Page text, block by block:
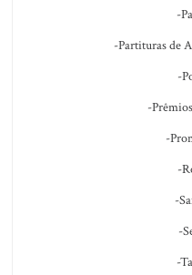
-
-Partituras de
-
-
-
-
-
-
-